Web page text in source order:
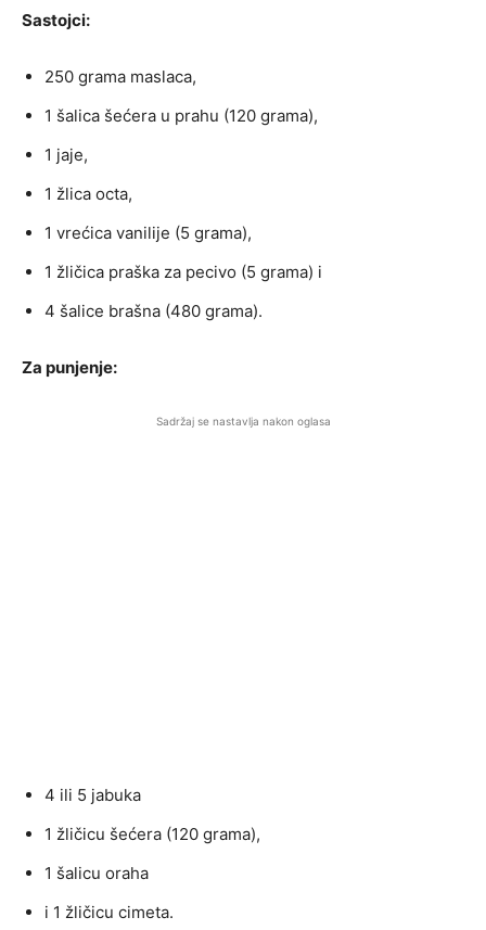
Sastojci:
250 grama maslaca,
1 šalica šećera u prahu (120 grama),
1 jaje,
1 žlica octa,
1 vrećica vanilije (5 grama),
1 žličica praška za pecivo (5 grama) i
4 šalice brašna (480 grama).
Za punjenje:
Sadržaj se nastavlja nakon oglasa
4 ili 5 jabuka
1 žličicu šećera (120 grama),
1 šalicu oraha
i 1 žličicu cimeta.